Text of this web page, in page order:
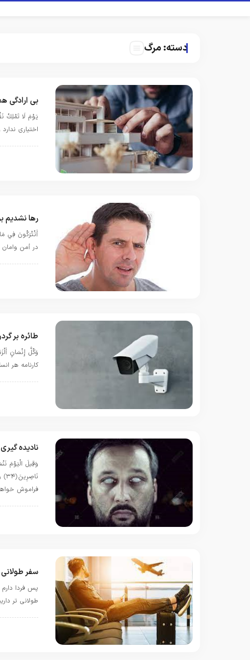
دسته:مرگ
بی ارادگی
اختيارى ندارد و
رها نشدیم
در أمن وامان رها
طائره بر
كارنامه هر
نادیده
وَقِيلَ الْيَوْمَ
فراموش
سفر طولانی
پس فردا
طولانی تر